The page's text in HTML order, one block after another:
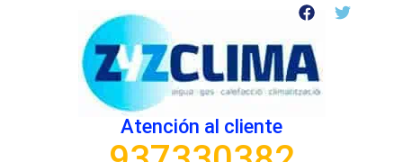
F
e
b
o
T
Atención al cliente